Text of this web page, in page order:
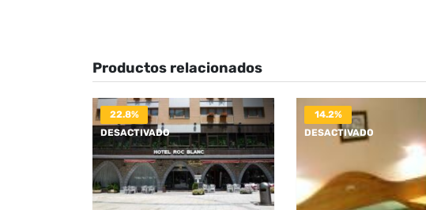
Productos relacionados
22.8%
DESACTIVADO
14.2%
DESACTIVADO